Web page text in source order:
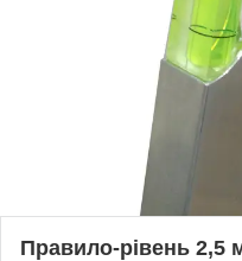
Правило-рівень 2,5